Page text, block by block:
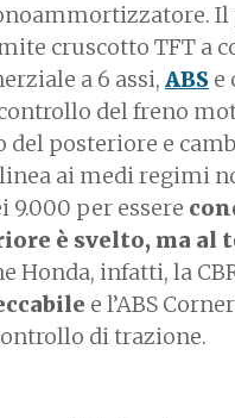
Il
cruscotto TFT a
a 6 assi, ABS e
del freno
del posteriore e
ai medi regimi
9.000 per essere
è svelto, ma al
Honda, infatti, la
e l’ABS
di trazione.